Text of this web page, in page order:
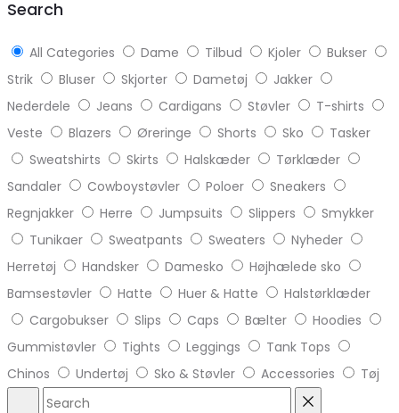
Search
All Categories Dame Tilbud Kjoler
Bukser
Strik
Bluser Skjorter Dametøj
Jakker
Nederdele
Jeans Cardigans Støvler
T-shirts
Veste
Blazers Øreringe Shorts Sko
Tasker
Sweatshirts
Skirts Halskæder
Tørklæder
Sandaler
Cowboystøvler Poloer
Sneakers
Regnjakker
Herre Jumpsuits Slippers
Smykker
Tunikaer
Sweatpants Sweaters
Nyheder
Herretøj
Handsker Damesko
Højhælede sko
Bamsestøvler
Hatte Huer & Hatte
Halstørklæder
Cargobukser
Slips Caps Bælter
Hoodies
Gummistøvler
Tights Leggings
Tank Tops
Chinos
Undertøj Sko & Støvler Accessories Tøj